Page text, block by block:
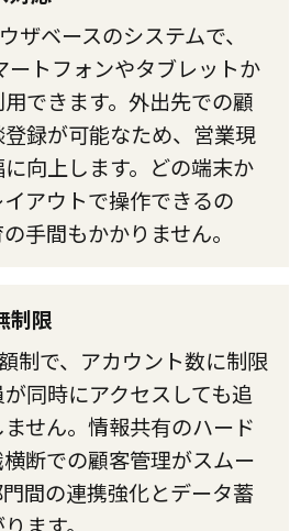
ベースのシステムで、
ートフォンやタブレットか
できます。外出先での顧
録が可能なため、営業現
向上します。どの端末か
アウトで操作できるの
手間もかかりません。
制限
制で、アカウント数に制限
同時にアクセスしても追
せん。情報共有のハード
断での顧客管理がスムー
間の連携強化とデータ蓄